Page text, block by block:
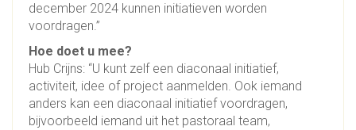
december 2024 kunnen initiatieven worden
voordragen.”
Hoe doet u mee?
Hub Crijns: “U kunt zelf een diaconaal initiatief,
activiteit, idee of project aanmelden. Ook iemand
anders kan een diaconaal initiatief voordragen,
bijvoorbeeld iemand uit het pastoraal team,